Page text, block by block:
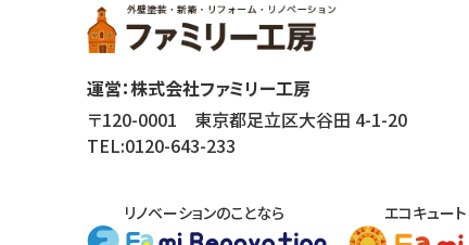
運営：株式会社ファミリー工房
〒120-0001 東京都足立区大谷田 4-1-20
TEL:0120-643-233
リノベーションのことなら エコキュート